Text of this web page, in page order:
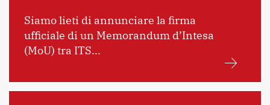
Siamo lieti di annunciare la firma
ufficiale di un Memorandum d’Intesa
(MoU) tra ITS...